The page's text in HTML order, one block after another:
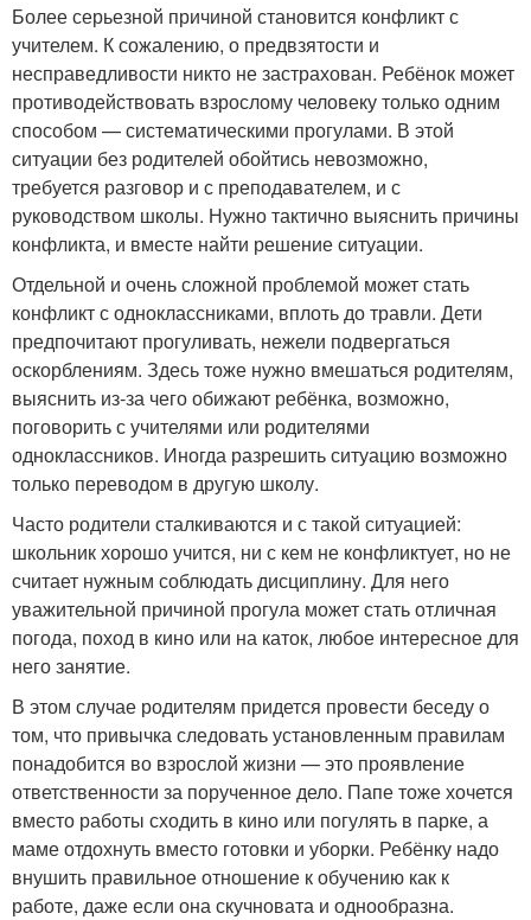
Более серьезной причиной становится конфликт с
учителем. К сожалению, о предвзятости и
несправедливости никто не застрахован. Ребёнок может
противодействовать взрослому человеку только одним
способом — систематическими прогулами. В этой
ситуации без родителей обойтись невозможно,
требуется разговор и с преподавателем, и с
руководством школы. Нужно тактично выяснить причины
конфликта, и вместе найти решение ситуации.
Отдельной и очень сложной проблемой может стать
конфликт с одноклассниками, вплоть до травли. Дети
предпочитают прогуливать, нежели подвергаться
оскорблениям. Здесь тоже нужно вмешаться родителям,
выяснить из-за чего обижают ребёнка, возможно,
поговорить с учителями или родителями
одноклассников. Иногда разрешить ситуацию возможно
только переводом в другую школу.
Часто родители сталкиваются и с такой ситуацией:
школьник хорошо учится, ни с кем не конфликтует, но не
считает нужным соблюдать дисциплину. Для него
уважительной причиной прогула может стать отличная
погода, поход в кино или на каток, любое интересное для
него занятие.
В этом случае родителям придется провести беседу о
том, что привычка следовать установленным правилам
понадобится во взрослой жизни — это проявление
ответственности за порученное дело. Папе тоже хочется
вместо работы сходить в кино или погулять в парке, а
маме отдохнуть вместо готовки и уборки. Ребёнку надо
внушить правильное отношение к обучению как к
работе, даже если она скучновата и однообразна.